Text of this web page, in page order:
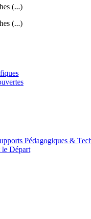
(...)
(...)
Pédagogiques &
le Départ